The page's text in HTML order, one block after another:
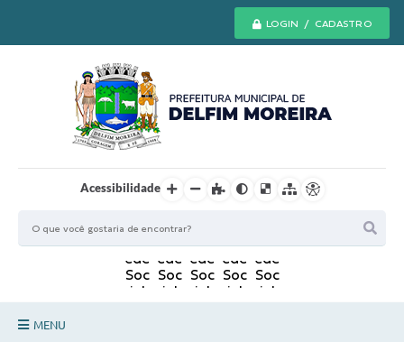
LOGIN / CADASTRO
Acessibilidade
MENU